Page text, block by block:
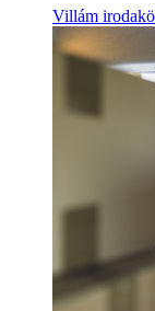
Villám